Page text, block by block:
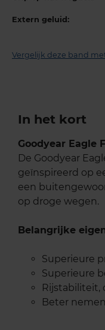
Extern geluid:
Vergelijk deze band
In het kort
Goodyear Eagle
De Goodyear
geïnspireerd op
een
op droge wegen.
Belangrijke
Superieure
Superieure
Rijstabiliteit,
Beter